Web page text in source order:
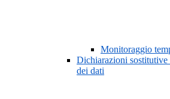
Monitoraggio
Dichiarazioni
dei dati